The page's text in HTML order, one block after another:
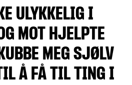
ULYKKELIG I
MOT HJELPTE
MEG SJØLV
Å FÅ TIL TING I